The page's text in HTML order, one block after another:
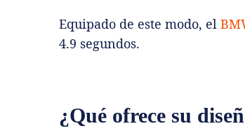
Equipado de este modo, el
4.9 segundos.
¿Qué ofrece su